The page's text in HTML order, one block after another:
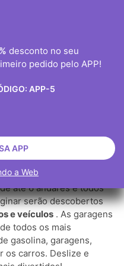

E VEÍCULOS
E VEÍCULOS
até 6 andares e todos
serão descobertos
e veículos . As garagens
todos os mais
gasolina, garagens,
os carros. Deslize e
desconto no seu
pedido pelo APP!
APP-5
APP
a Web